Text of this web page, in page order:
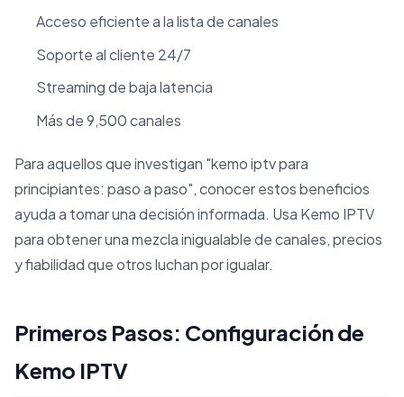
Acceso eficiente a la lista de canales
Soporte al cliente 24/7
Streaming de baja latencia
Más de 9,500 canales
Para aquellos que investigan "kemo iptv para
principiantes: paso a paso", conocer estos beneficios
ayuda a tomar una decisión informada. Usa Kemo IPTV
para obtener una mezcla inigualable de canales, precios
y fiabilidad que otros luchan por igualar.
Primeros Pasos: Configuración de
Kemo IPTV